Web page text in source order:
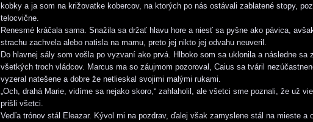
kobky a ja som na križovatke kobercov, na ktorých po nás ostávali zablatené stopy,
telocvične.
Renesmé kráčala sama. Snažila sa držať hlavu hore a niesť sa pyšne ako pávica,
strachu zachvela alebo natisla na mamu, preto jej nikto jej odvahu neuveril.
Do hlavnej sály som vošla po vyzvaní ako prvá. Hlboko som sa uklonila a následne sa
všetkých troch vládcov. Marcus ma so záujmom pozoroval, Caius sa tváril
vyzeral natešene a dobre že netlieskal svojimi malými rukami.
„Och, drahá Marie, vidíme sa nejako skoro,“ zahlaholil, ale všetci sme poznali, že už
prišli všetci.
Vedľa trónov stál Eleazar. Kývol mi na pozdrav, ďalej však zamyslene stál na mieste a